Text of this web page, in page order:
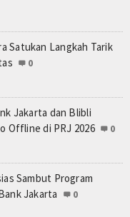
Satukan Langkah Tarik
0
Jakarta dan Blibli
Offline di PRJ 2026
0
Sambut Program
Jakarta
0